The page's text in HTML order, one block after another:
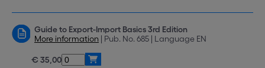
Guide to Export-Import Basics 3rd Edition
More information | Pub. No. 685 | Language EN
€ 35,00